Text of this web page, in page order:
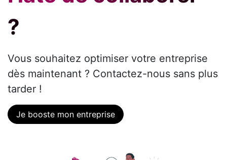
?
Vous souhaitez optimiser votre entreprise
dès maintenant ? Contactez-nous sans plus
tarder !
Je booste mon entreprise